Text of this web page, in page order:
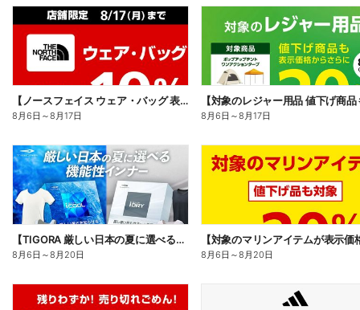
【ノースフェイス ウェア・バッグ 表示価格からさらに10%OFF】
8月6日 ～8月17日 8月6日 ～8月17日
【TIGORA 厳しい日本の夏に選べる機能性インナー】
8月6日 ～8月20日 8月6日 ～8月20日